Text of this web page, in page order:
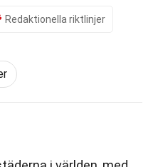
Redaktionella riktlinjer